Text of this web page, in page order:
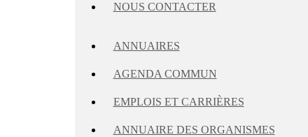
NOUS CONTACTER
ANNUAIRES
AGENDA COMMUN
EMPLOIS ET CARRIÈRES
ANNUAIRE DES ORGANISMES